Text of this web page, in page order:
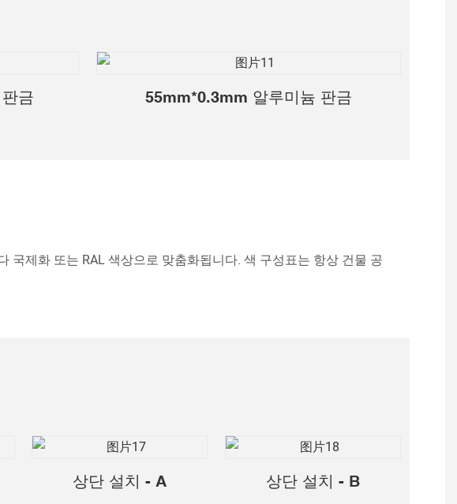
금 55mm*0.3mm 알루미늄 판금
국제화 또는 RAL 색상으로 맞춤화됩니다. 색 구성표는 항상 건물 공
상단 설치 - A 상단 설치 - B